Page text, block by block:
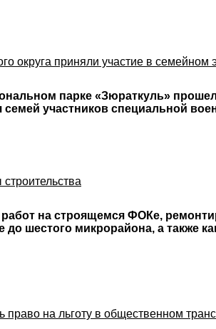
округа приняли участие в семейном
парке «Зюраткуль»
участников специальной
на строящемся ФОКе,
шестого микрорайона, а также
право на льготу в общественном